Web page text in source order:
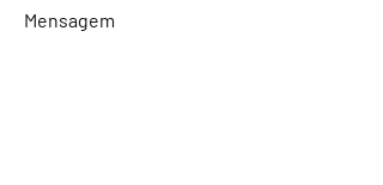
Mensagem